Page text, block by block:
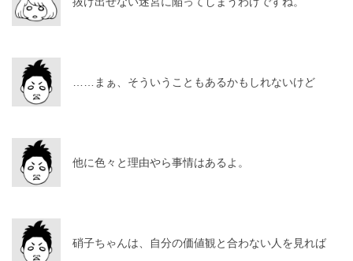
……まぁ、そういうこともあるかもしれないけど
他に色々と理由やら事情はあるよ。
硝子ちゃんは、自分の価値観と合わない人を見れば